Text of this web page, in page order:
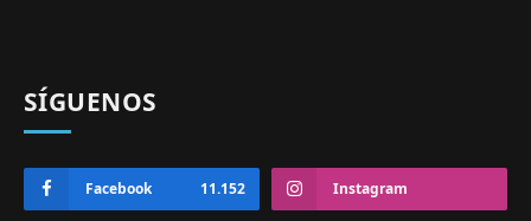
SÍGUENOS
Facebook 11.152 Instagram